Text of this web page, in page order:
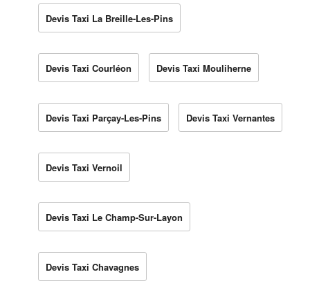
Devis Taxi La Breille-Les-Pins
Devis Taxi Courléon Devis Taxi Mouliherne
Devis Taxi Parçay-Les-Pins Devis Taxi Vernantes
Devis Taxi Vernoil
Devis Taxi Le Champ-Sur-Layon
Devis Taxi Chavagnes